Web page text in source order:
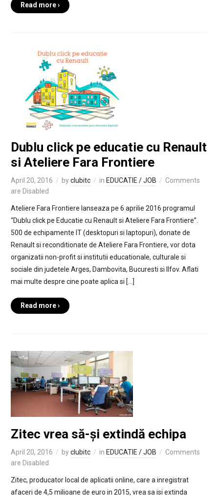
Read more ›
Dublu click pe educatie cu Renault
si Ateliere Fara Frontiere
April 20, 2016 byclubitc in EDUCATIE / JOB
Comments
are Disabled
Ateliere Fara Frontiere lanseaza pe 6 aprilie 2016 programul
“Dublu click pe Educatie cu Renault si Ateliere Fara Frontiere”.
500 de echipamente IT (desktopuri si laptopuri), donate de
Renault si reconditionate de Ateliere Fara Frontiere, vor dota
organizatii non-profit si institutii educationale, culturale si
sociale din judetele Arges, Dambovita, Bucuresti si Ilfov. Aflati
mai multe despre cine poate aplica si […]
Read more ›
Zitec vrea să-și extindă echipa
April 20, 2016 byclubitc in EDUCATIE / JOB
Comments
are Disabled
Zitec, producator local de aplicatii online, care a inregistrat
afaceri de 4,5 milioane de euro in 2015, vrea sa isi extinda